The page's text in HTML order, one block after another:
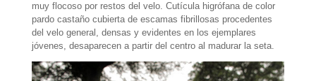
muy flocoso por restos del velo. Cutícula higrófana de color
pardo castaño cubierta de escamas fibrillosas procedentes
del velo general, densas y evidentes en los ejemplares
jóvenes, desaparecen a partir del centro al madurar la seta.